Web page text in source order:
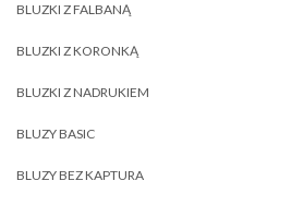
BLUZKI Z FALBANĄ
BLUZKI Z KORONKĄ
BLUZKI Z NADRUKIEM
BLUZY BASIC
BLUZY BEZ KAPTURA